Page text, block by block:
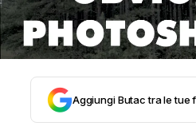
TRUFFE E SOCIAL
CLIMA ED ENERGIA
Aggiungi Butac tra le tue